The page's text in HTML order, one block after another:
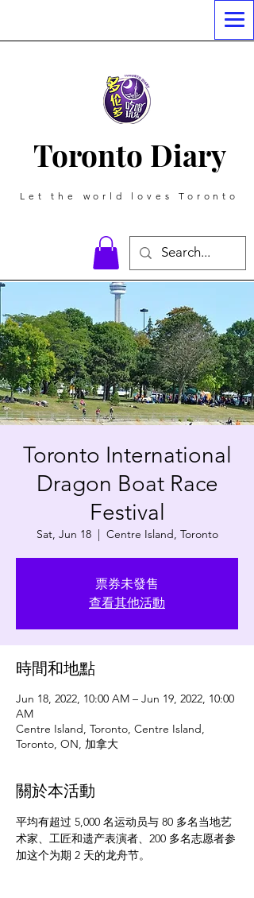
Toronto Diary
Let the world loves Toronto
Toronto International
Dragon Boat Race
Festival
Sat, Jun 18
  |
Centre Island, Toronto
票券未發售
查看其他活動
時間和地點
Jun 18, 2022, 10:00 AM – Jun 19, 2022, 10:00
AM
Centre Island, Toronto, Centre Island,
Toronto, ON, 加拿大
關於本活動
平均有超过 5,000 名运动员与 80 多名当地艺
术家、工匠和遗产表演者、200 多名志愿者参
加这个为期 2 天的龙舟节。